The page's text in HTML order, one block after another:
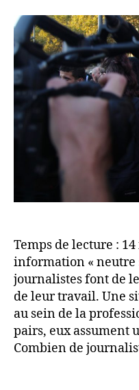
Temps de lecture :
information « neutre
journalistes font de
de leur travail. Une
au sein de la
pairs, eux assument
Combien de